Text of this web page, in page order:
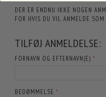
DER ER ENDNU IKKE NOGEN
FOR HVIS DU VIL ANMELDE SOM
TILFØJ ANMELDELSE:
FORNAVN OG EFTERNAVN(E)
BEDØMMELSE